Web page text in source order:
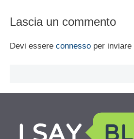
Lascia un commento
Devi essere connesso per inviare